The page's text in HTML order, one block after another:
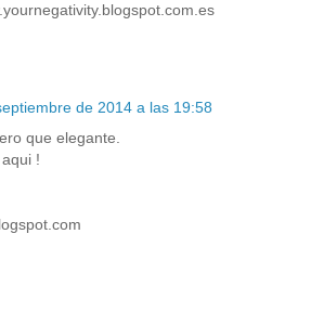
de 2014 a las 19:58
que elegante.
!